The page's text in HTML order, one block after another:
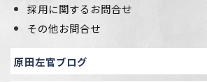
採用に関するお問合せ
その他お問合せ
原田左官ブログ